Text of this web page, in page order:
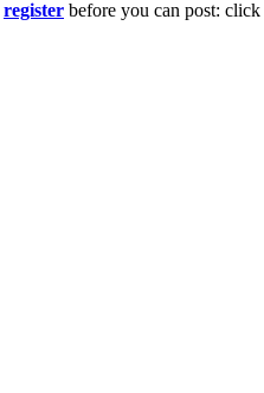
register before you can post: